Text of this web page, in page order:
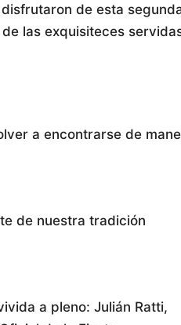
de esta
las exquisiteces
a encontrarse de
de nuestra tradición
a pleno: Julián Ratti,